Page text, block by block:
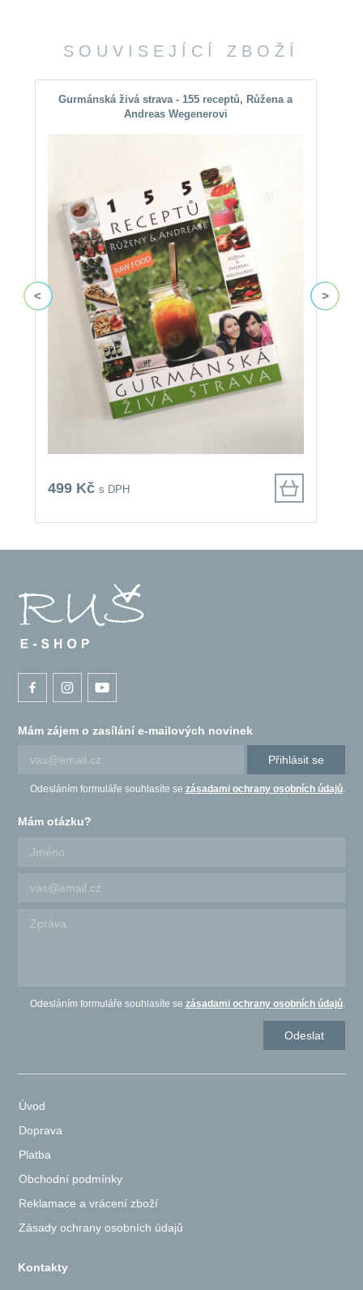
SOUVISEJÍCÍ ZBOŽÍ
Gurmánská živá strava - 155 receptů, Růžena a
Andreas Wegenerovi
499 Kč s DPH
Mám zájem o zasílání e-mailových novinek
Přihlásit se
Odesláním formuláře souhlasíte se zásadami ochrany osobních údajů.
Mám otázku?
Odesláním formuláře souhlasíte se zásadami ochrany osobních údajů.
Úvod
Doprava
Platba
Obchodní podmínky
Reklamace a vrácení zboží
Zásady ochrany osobních údajů
Kontakty